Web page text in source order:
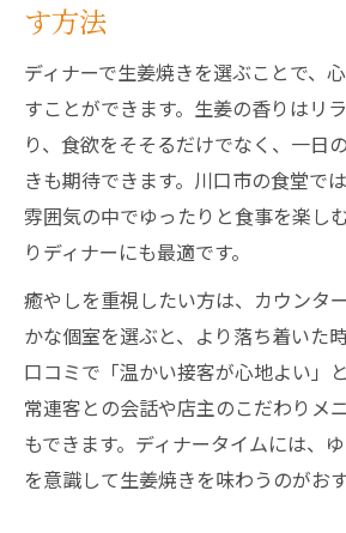
す方法
ディナーで生姜焼きを選ぶことで、
すことができます。生姜の香りはリ
り、食欲をそそるだけでなく、一日
きも期待できます。川口市の食堂で
雰囲気の中でゆったりと食事を楽し
りディナーにも最適です。
癒やしを重視したい方は、カウンタ
かな個室を選ぶと、より落ち着いた
口コミで「温かい接客が心地よい」
常連客との会話や店主のこだわりメ
もできます。ディナータイムには、
を意識して生姜焼きを味わうのがおす